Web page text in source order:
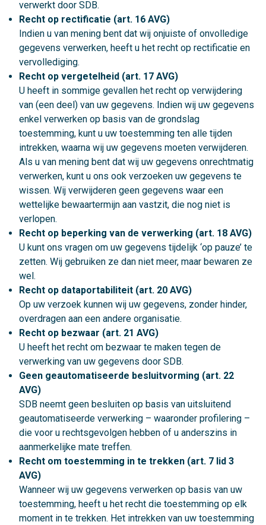
verwerkt door SDB.
Recht op rectificatie (art. 16 AVG)
Indien u van mening bent dat wij onjuiste of onvolledige
gegevens verwerken, heeft u het recht op rectificatie en
vervollediging.
Recht op vergetelheid (art. 17 AVG)
U heeft in sommige gevallen het recht op verwijdering
van (een deel) van uw gegevens. Indien wij uw gegevens
enkel verwerken op basis van de grondslag
toestemming, kunt u uw toestemming ten alle tijden
intrekken, waarna wij uw gegevens moeten verwijderen.
Als u van mening bent dat wij uw gegevens onrechtmatig
verwerken, kunt u ons ook verzoeken uw gegevens te
wissen. Wij verwijderen geen gegevens waar een
wettelijke bewaartermijn aan vastzit, die nog niet is
verlopen.
Recht op beperking van de verwerking (art. 18 AVG)
U kunt ons vragen om uw gegevens tijdelijk ‘op pauze’ te
zetten. Wij gebruiken ze dan niet meer, maar bewaren ze
wel.
Recht op dataportabiliteit (art. 20 AVG)
Op uw verzoek kunnen wij uw gegevens, zonder hinder,
overdragen aan een andere organisatie.
Recht op bezwaar (art. 21 AVG)
U heeft het recht om bezwaar te maken tegen de
verwerking van uw gegevens door SDB.
Geen geautomatiseerde besluitvorming (art. 22
AVG)
SDB neemt geen besluiten op basis van uitsluitend
geautomatiseerde verwerking – waaronder profilering –
die voor u rechtsgevolgen hebben of u anderszins in
aanmerkelijke mate treffen.
Recht om toestemming in te trekken (art. 7 lid 3
AVG)
Wanneer wij uw gegevens verwerken op basis van uw
toestemming, heeft u het recht die toestemming op elk
moment in te trekken. Het intrekken van uw toestemming